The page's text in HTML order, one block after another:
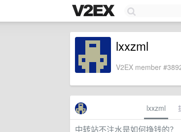
lxxzml
V2EX member
lxxzml
中转站不注水是如何挣钱的？